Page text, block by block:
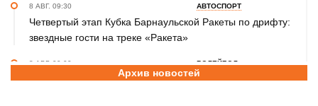
8 АВГ. 09:30 АВТОСПОРТ
Четвертый этап Кубка Барнаульской Ракеты по дрифту:
звездные гости на треке «Ракета»
8 АВГ. 09:00 ВОЛЕЙБОЛ
Когда спорт – общее дело. Как семья тренеров Коленко
Архив новостей